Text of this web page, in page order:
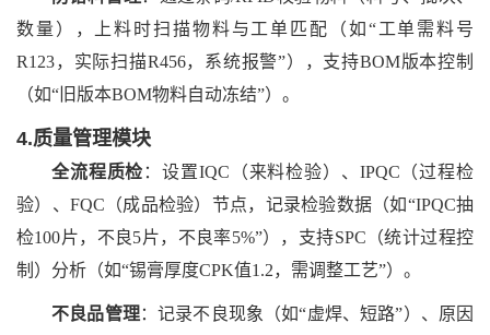
数量），上料时扫描物料与工单匹配（如“工单需料号
R123，实际扫描R456，系统报警”），支持BOM版本控制
（如“旧版本BOM物料自动冻结”）。
4.质量管理模块
全流程质检 ：设置IQC（来料检验）、IPQC（过程检
验）、FQC（成品检验）节点，记录检验数据（如“IPQC抽
检100片，不良5片，不良率5%”），支持SPC（统计过程控
制）分析（如“锡膏厚度CPK值1.2，需调整工艺”）。
不良品管理：记录不良现象（如“虚焊、短路”）、原因